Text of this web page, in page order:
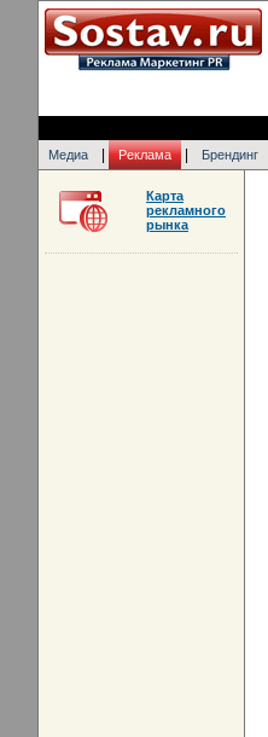
Медиа Реклама Брендинг
Карта
рекламного
рынка